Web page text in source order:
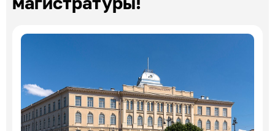
Эксперты по ПОА
Соглашения с отраслевыми СПК